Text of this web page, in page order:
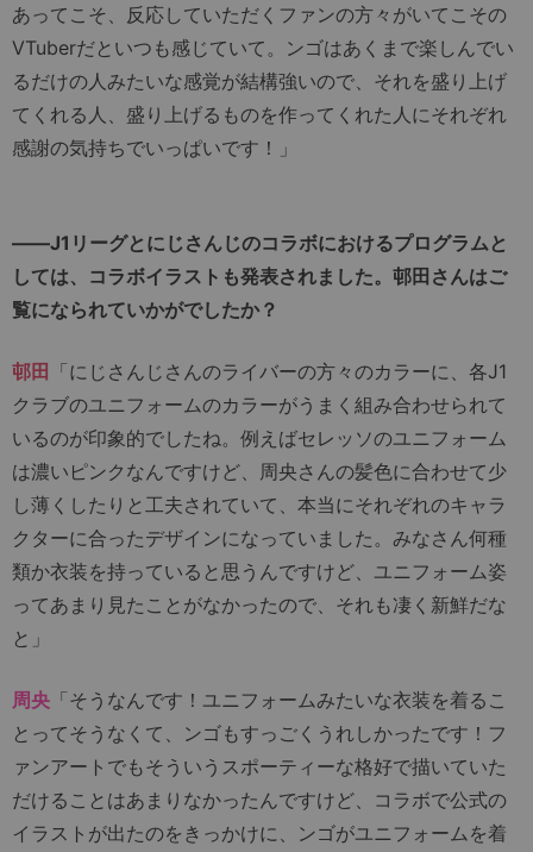
あってこそ、反応していただくファンの方々がいてこその
VTuberだといつも感じていて。ンゴはあくまで楽しんでい
るだけの人みたいな感覚が結構強いので、それを盛り上げ
てくれる人、盛り上げるものを作ってくれた人にそれぞれ
感謝の気持ちでいっぱいです！」
――J1リーグとにじさんじのコラボにおけるプログラムと
しては、コラボイラストも発表されました。邨田さんはご
覧になられていかがでしたか？
邨田 「にじさんじさんのライバーの方々のカラーに、各J1
クラブのユニフォームのカラーがうまく組み合わせられて
いるのが印象的でしたね。例えばセレッソのユニフォーム
は濃いピンクなんですけど、周央さんの髪色に合わせて少
し薄くしたりと工夫されていて、本当にそれぞれのキャラ
クターに合ったデザインになっていました。みなさん何種
類か衣装を持っていると思うんですけど、ユニフォーム姿
ってあまり見たことがなかったので、それも凄く新鮮だな
と」
周央 「そうなんです！ユニフォームみたいな衣装を着るこ
とってそうなくて、ンゴもすっごくうれしかったです！フ
ァンアートでもそういうスポーティーな格好で描いていた
だけることはあまりなかったんですけど、コラボで公式の
イラストが出たのをきっかけに、ンゴがユニフォームを着